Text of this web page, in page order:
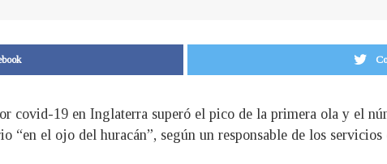
covid-19 en Inglaterra superó el pico de la primera ola y el
“en el ojo del huracán”, según un responsable de los servicios